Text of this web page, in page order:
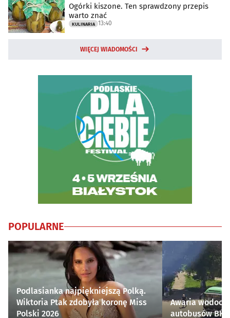
Ogórki kiszone. Ten sprawdzony przepis
warto znać
KULINARIA 13:40
WIĘCEJ WIADOMOŚCI
POPULARNE
Podlasianka najpiękniejszą Polką.
Wiktoria Ptak zdobyła koronę Miss
Polski 2026
Awaria
autobusów